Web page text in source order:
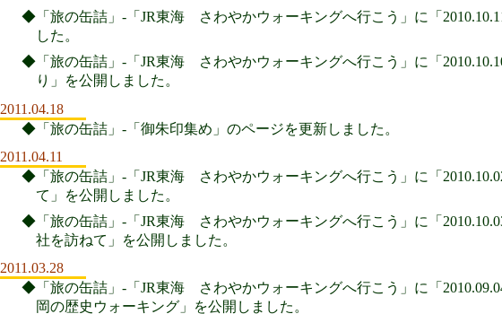
◆「旅の缶詰」-「JR東海 さわやかウォーキングへ行こう」に「
した。
◆「旅の缶詰」-「JR東海 さわやかウォーキングへ行こう」に「
り」を公開しました。
2011.04.18
◆「旅の缶詰」-「御朱印集め」のページを更新しました。
2011.04.11
◆「旅の缶詰」-「JR東海 さわやかウォーキングへ行こう」に「
て」を公開しました。
◆「旅の缶詰」-「JR東海 さわやかウォーキングへ行こう」に「
社を訪ねて」を公開しました。
2011.03.28
◆「旅の缶詰」-「JR東海 さわやかウォーキングへ行こう」に「
岡の歴史ウォーキング」を公開しました。